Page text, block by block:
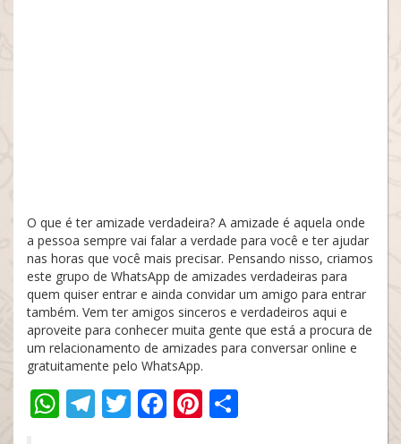
O que é ter amizade verdadeira? A amizade é aquela onde
a pessoa sempre vai falar a verdade para você e ter ajudar
nas horas que você mais precisar. Pensando nisso, criamos
este grupo de WhatsApp de amizades verdadeiras para
quem quiser entrar e ainda convidar um amigo para entrar
também. Vem ter amigos sinceros e verdadeiros aqui e
aproveite para conhecer muita gente que está a procura de
um relacionamento de amizades para conversar online e
gratuitamente pelo WhatsApp.
WhatsApp
Telegram
Twitter
Facebook
Pinterest